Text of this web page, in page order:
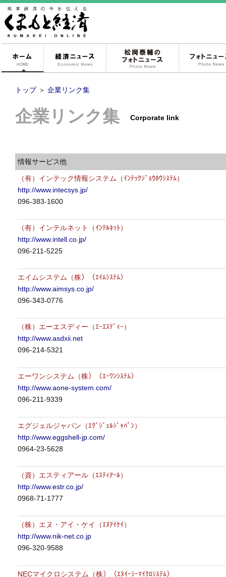
経済ニュース
トップ ＞ 企業リンク集
企業リンク集 Corporate link
情報サービス他
（有）インテック情報システム（ｲﾝﾃｯｸｼﾞｮｳﾎｳｼｽﾃﾑ）
http://www.intecsys.jp/
096-383-1600
（有）インテルネット（ｲﾝﾃﾙﾈｯﾄ）
http://www.intell.co.jp/
096-211-5225
エイムシステム（株）（ｴｲﾑｼｽﾃﾑ）
http://www.aimsys.co.jp/
096-343-0776
（株）エーエスディー（ｴｰｴｽﾃﾞｨｰ）
http://www.asdxii.net
096-214-5321
エーワンシステム（株）（ｴｰﾜﾝｼｽﾃﾑ）
http://www.aone-system.com/
096-211-9339
エグジェルジャパン（ｴｸﾞｼﾞｪﾙｼﾞｬﾊﾟﾝ）
http://www.eggshell-jp.com/
0964-23-5628
（資）エスティアール（ｴｽﾃｨｱｰﾙ）
http://www.estr.co.jp/
0968-71-1777
（株）エヌ・アイ・ケイ（ｴﾇｱｲｹｲ）
http://www.nik-net.co.jp
096-320-9588
NECマイクロシステム（株）（ｴﾇｲｰｼｰﾏｲｸﾛｼｽﾃﾑ）